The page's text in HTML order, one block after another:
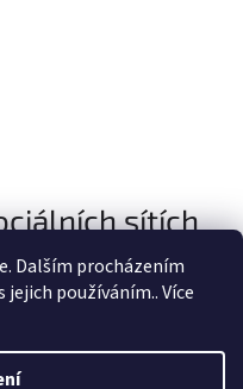
Dalším procházením
používáním.. Více
sítích